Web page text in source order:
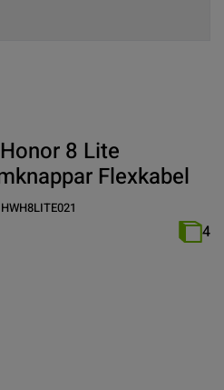
8 Lite
Flexkabel
HWH8LITE021
4